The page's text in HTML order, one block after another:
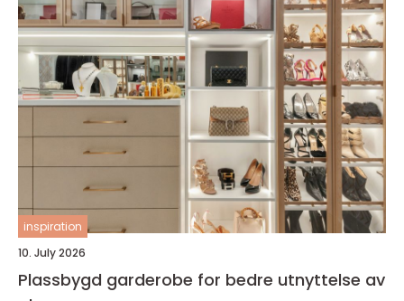
inspiration
10. July 2026
Plassbygd garderobe for bedre utnyttelse av